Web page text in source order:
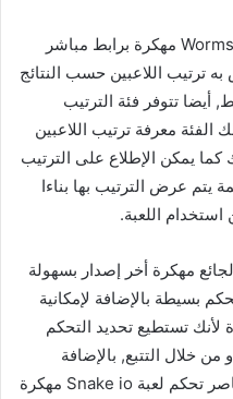
الفئات المتوفرة في لعبة Worms Zone .io مهكرة برابط مباشر
ترتيب اللاعبين حسب النتائج
أيضا تتوفر فئة الترتيب
الفئة معرفة ترتيب اللاعبين
كما يمكن الإطلاع على الترتيب
يتم عرض الترتيب بها بناءا
استخدام اللعبة.
مهكرة أخر إصدار بسهولة
بسيطة بالإضافة لإمكانية
تستطيع تحديد التحكم
خلال التتبع, بالإضافة
للخصائص التي يمكن ضبطها في عناصر تحكم لعبة Snake io مهكرة